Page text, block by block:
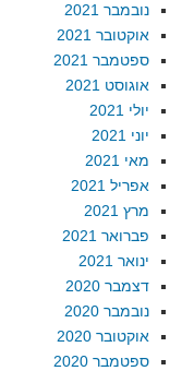
נובמבר 2021
אוקטובר 2021
ספטמבר 2021
אוגוסט 2021
יולי 2021
יוני 2021
מאי 2021
אפריל 2021
מרץ 2021
פברואר 2021
ינואר 2021
דצמבר 2020
נובמבר 2020
אוקטובר 2020
ספטמבר 2020